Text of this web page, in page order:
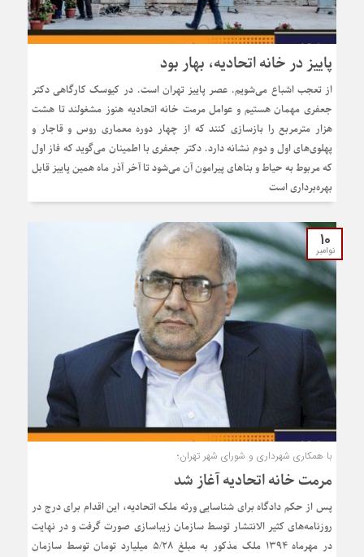
پاییز در خانه اتحادیه، بهار بود
از تعجب اشباع می‌شویم. عصر پاییز تهران است. در کیوسک کارگاهی دکتر
جعفری مهمان هستیم و عوامل مرمت خانه اتحادیه هنوز مشغولند تا هشت
هزار مترمربع را بازسازی کنند که از چهار دوره معماری روس و قاجار و
پهلوی‌های اول و دوم نشانه دارد. دکتر جعفری با اطمینان می‌گوید که فاز اول
که مربوط به حیاط و بناهای پیرامون آن می‌شود تا آخر آذر ماه همین پاییز قابل
بهره‌برداری است
10
نوامبر
با همکاری شهرداری و شورای شهر تهران؛
مرمت خانه اتحادیه آغاز شد
پس از حکم دادگاه برای شناسایی ورثه ملک اتحادیه، این اقدام برای درج در
روزنامه‌های کثیر الانتشار توسط سازمان زیباسازی صورت گرفت و در نهایت
در مهرماه ۱۳۹۴ ملک مذکور به مبلغ ۵/۲۸ میلیارد تومان توسط سازمان